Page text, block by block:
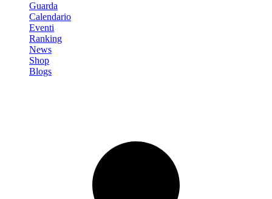
Guarda
Calendario
Eventi
Ranking
News
Shop
Blogs